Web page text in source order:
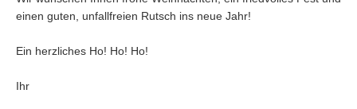
einen guten, unfallfreien Rutsch ins neue Jahr!
Ein herzliches Ho! Ho! Ho!
Ihr